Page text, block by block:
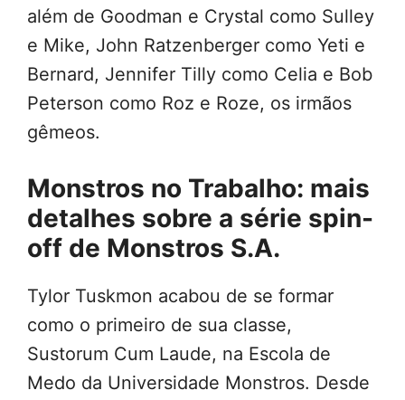
além de Goodman e Crystal como Sulley
e Mike, John Ratzenberger como Yeti e
Bernard, Jennifer Tilly como Celia e Bob
Peterson como Roz e Roze, os irmãos
gêmeos.
Monstros no Trabalho: mais
detalhes sobre a série spin-
off de Monstros S.A.
Tylor Tuskmon acabou de se formar
como o primeiro de sua classe,
Sustorum Cum Laude, na Escola de
Medo da Universidade Monstros. Desde